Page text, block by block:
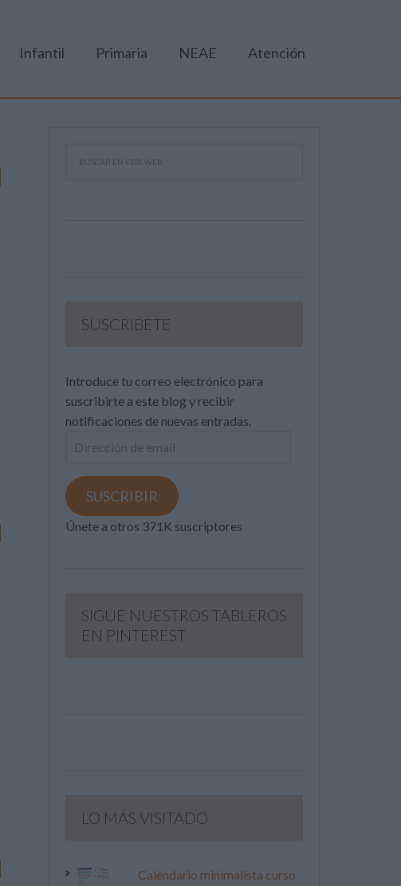
Infantil Primaria NEAE Atención
SUSCRIBETE
Introduce tu correo electrónico para
suscribirte a este blog y recibir
notificaciones de nuevas entradas.
Dirección
email
SUSCRIBIR
Únete a otros 371K suscriptores
SIGUE NUESTROS TABLEROS
EN PINTEREST
LO MÁS VISITADO
Calendario minimalista curso